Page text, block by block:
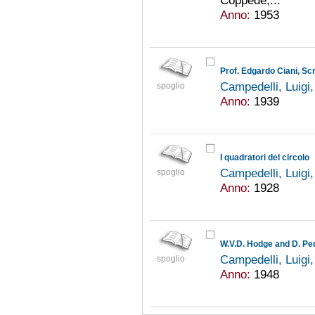
Anno: 1953
spoglio
Prof. Edgardo Ciani,
Campedelli,
Anno: 1939
spoglio
I quadratori del circolo
Campedelli,
Anno: 1928
spoglio
W.V.D. Hodge and D.
Campedelli,
Anno: 1948